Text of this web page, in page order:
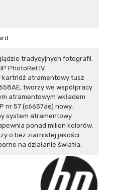
tradycyjnych fotografii.
PhotoRet IV.
kartridż atramentowy tusz
tworzy we współpracy
atramentowym wkładem
nr 57 (c6657ae) nowy,
system atramentowy.
ponad milion kolorów,
o bez ziarnistej jakości
na działanie światła.